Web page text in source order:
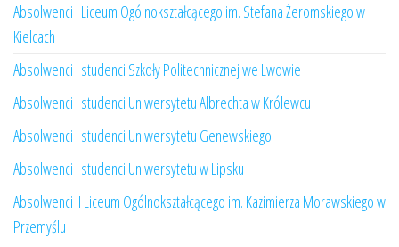
Absolwenci I Liceum Ogólnokształcącego im. Stefana Żeromskiego w
Kielcach
Absolwenci i studenci Szkoły Politechnicznej we Lwowie
Absolwenci i studenci Uniwersytetu Albrechta w Królewcu
Absolwenci i studenci Uniwersytetu Genewskiego
Absolwenci i studenci Uniwersytetu w Lipsku
Absolwenci II Liceum Ogólnokształcącego im. Kazimierza Morawskiego w
Przemyślu